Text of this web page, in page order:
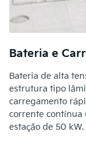
Bateria e
Bateria de alta
estrutura tipo
carregamento
corrente contínua
estação de 50 kW.